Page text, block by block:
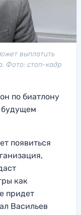
выплатить
Фото: стоп-кадр
по биатлону
будущем
появиться
как
придет
Васильев